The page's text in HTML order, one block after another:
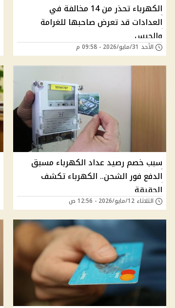
الكهرباء تحذر من 14 مخالفة في
العدادات قد تعرض صاحبها للغرامة
والحبس
الأحد 31/مايو/2026 - 09:58 م
سبب خصم رصيد عداد الكهرباء مسبق
الدفع فور الشحن.. الكهرباء تكشف
الحقيقة
الثلاثاء 12/مايو/2026 - 12:56 ص